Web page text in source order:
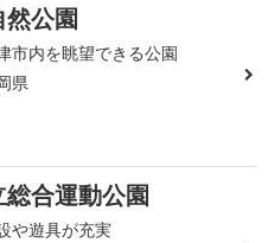
公園
市内を眺望できる公園
県
合運動公園
や遊具が充実